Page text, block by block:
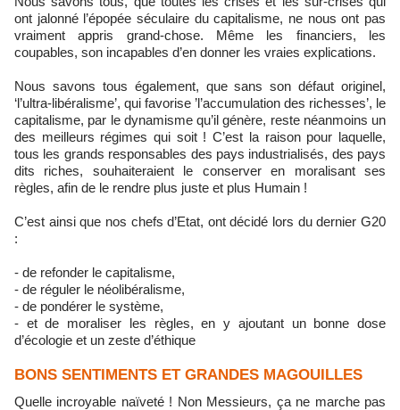
ont jalonné l’épopée séculaire du capitalisme, ne nous ont pas
vraiment appris grand-chose. Même les financiers, les
coupables, son incapables d’en donner les vraies explications.
Nous savons tous également, que sans son défaut originel,
‘l’ultra-libéralisme’, qui favorise ’l’accumulation des richesses’, le
capitalisme, par le dynamisme qu’il génère, reste néanmoins un
des meilleurs régimes qui soit ! C’est la raison pour laquelle,
tous les grands responsables des pays industrialisés, des pays
dits riches, souhaiteraient le conserver en moralisant ses
règles, afin de le rendre plus juste et plus Humain !
C’est ainsi que nos chefs d’Etat, ont décidé lors du dernier G20
:
- de refonder le capitalisme,
- de réguler le néolibéralisme,
- de pondérer le système,
- et de moraliser les règles, en y ajoutant un bonne dose
d’écologie et un zeste d’éthique
BONS SENTIMENTS ET GRANDES MAGOUILLES
Quelle incroyable naïveté ! Non Messieurs, ça ne marche pas